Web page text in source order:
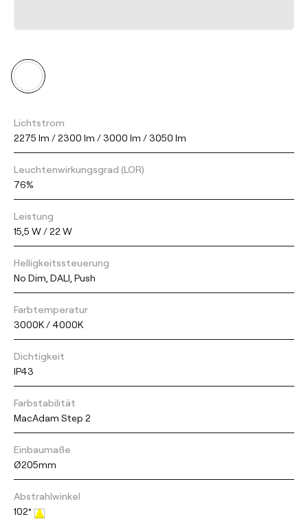
Lichtstrom
2275 lm / 2300 lm / 3000 lm / 3050 lm
Leuchtenwirkungsgrad (LOR)
76%
Leistung
15,5 W / 22 W
Helligkeitssteuerung
No Dim, DALI, Push
Farbtemperatur
3000K / 4000K
Dichtigkeit
IP43
Farbstabilität
MacAdam Step 2
Einbaumaße
Ø205mm
Abstrahlwinkel
102°